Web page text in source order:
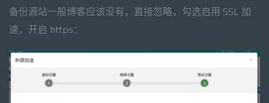
备份源站一般博客应该没有，直接忽略，勾选启用 SSL 加
速，开启 https：